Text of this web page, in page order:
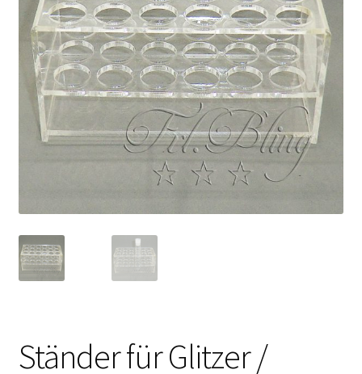
Kasse
Mein Konto
Produktinfos
Versandbedingungen
Widerrufsbelehrung / Muster-Widerrufsformular
Ständer für Glitzer /